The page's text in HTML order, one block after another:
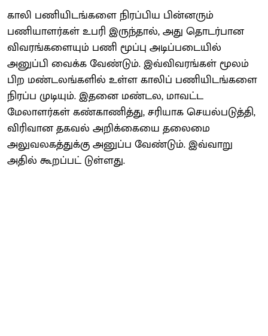
காலி பணியிடங்களை நிரப்பிய பின்னரும்
பணியாளர்கள் உபரி இருந்தால், அது தொடர்பான
விவரங்களையும் பணி மூப்பு அடிப்படையில்
அனுப்பி வைக்க வேண்டும். இவ்விவரங்கள் மூலம்
பிற மண்டலங்களில் உள்ள காலிப் பணியிடங்களை
நிரப்ப முடியும். இதனை மண்டல, மாவட்ட
மேலாளர்கள் கண்காணித்து, சரியாக செயல்படுத்தி,
விரிவான தகவல் அறிக்கையை தலைமை
அலுவலகத்துக்கு அனுப்ப வேண்டும். இவ்வாறு
அதில் கூறப்பட் டுள்ளது.